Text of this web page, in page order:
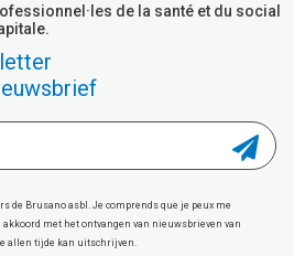
de la santé et du social
de Brusano asbl. Je comprends que je peux me
met het ontvangen van nieuwsbrieven van
allen tijde kan uitschrijven.